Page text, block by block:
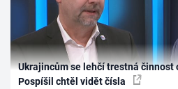
Ukrajincům se lehčí trestná činnost
Pospíšil chtěl vidět čísla